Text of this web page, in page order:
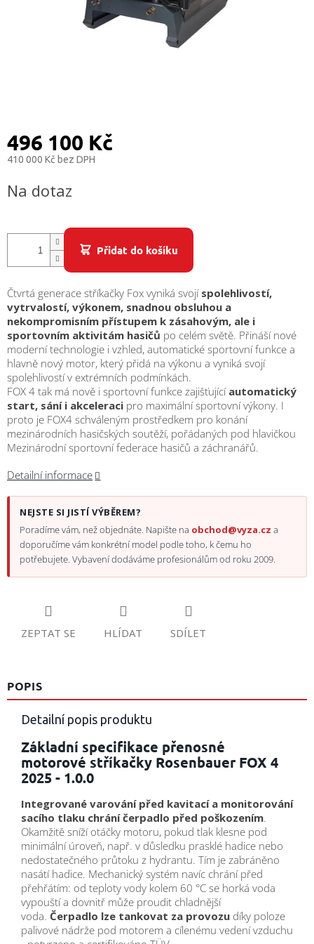
496 100 Kč
410 000 Kč bez DPH
cena:
Na dotaz
Přidat do košíku
Čtvrtá generace stříkačky Fox vyniká svojí spolehlivostí,
vytrvalostí, výkonem, snadnou obsluhou a
nekompromisním přístupem k zásahovým, ale i
sportovním aktivitám hasičů po celém světě. Přináší nové
moderní technologie i vzhled, automatické sportovní funkce a
hlavně nový motor, který přidá na výkonu a vyniká svojí
spolehlivostí v extrémních podmínkách.
FOX 4 tak má nově i sportovní funkce zajišťující automatický
start, sání i akceleraci pro maximální sportovní výkony. I
proto je FOX4 schváleným prostředkem pro konání
mezinárodních hasičských soutěží, pořádaných pod hlavičkou
Mezinárodní sportovní federace hasičů a záchranářů.
Detailní informace
NEJSTE SI JISTÍ VÝBĚREM?
Poradíme vám, než objednáte. Napište na obchod@vyza.cz a
doporučíme vám konkrétní model podle toho, k čemu ho
potřebujete. Vybavení dodáváme profesionálům od roku 2009.
ZEPTAT SE HLÍDAT SDÍLET
POPIS
Detailní popis produktu
Základní specifikace přenosné
motorové stříkačky Rosenbauer FOX 4
2025 - 1.0.0
Integrované varování před kavitací a monitorování
sacího tlaku chrání čerpadlo před poškozením.
Okamžitě sníží otáčky motoru, pokud tlak klesne pod
minimální úroveň, např. v důsledku prasklé hadice nebo
nedostatečného průtoku z hydrantu. Tím je zabráněno
nasátí hadice. Mechanický systém navíc chrání před
přehřátím: od teploty vody kolem 60 °C se horká voda
vypouští a dovnitř může proudit chladnější
voda. Čerpadlo lze tankovat za provozu díky poloze
palivové nádrže pod motorem a cílenému vedení vzduchu